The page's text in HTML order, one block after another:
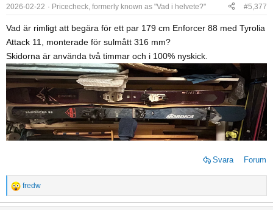
o
n
s
:
2026-02-22 Pricecheck, formerly known as "Vad i helvete?" #5,377
Vad är rimligt att begära för ett par 179 cm Enforcer 88 med Tyrolia
Attack 11, monterade för sulmått 316 mm?
Skidorna är använda två timmar och i 100% nyskick.
Svara Forum
R
e
fredw